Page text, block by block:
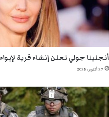
أنجلينا جولي تعلن إنشاء قرية
27 أكتوبر، 2025